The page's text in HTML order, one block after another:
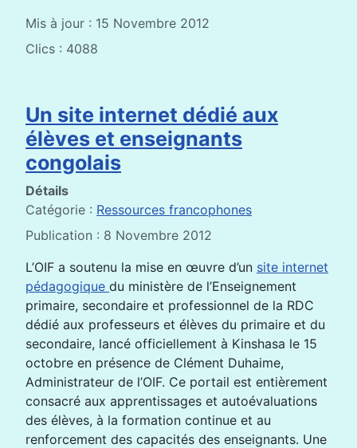
Mis à jour : 15 Novembre 2012
Clics : 4088
Un site internet dédié aux
élèves et enseignants
congolais
Détails
Catégorie : Ressources francophones
Publication : 8 Novembre 2012
L’OIF a soutenu la mise en œuvre d’un site internet
pédagogique du ministère de l’Enseignement
primaire, secondaire et professionnel de la RDC
dédié aux professeurs et élèves du primaire et du
secondaire, lancé officiellement à Kinshasa le 15
octobre en présence de Clément Duhaime,
Administrateur de l’OIF. Ce portail est entièrement
consacré aux apprentissages et autoévaluations
des élèves, à la formation continue et au
renforcement des capacités des enseignants. Une